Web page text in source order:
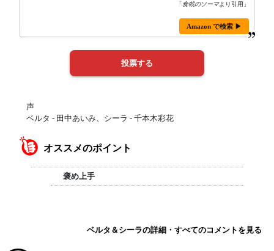
「食戟のソーマより引用」
Amazon で検索 ▶
声
ベルタ - 田中あいみ、シーラ - 千本木彩花
オススメのポイント
褒め上手
ベルタ＆シーラの詳細・すべてのコメントを見る